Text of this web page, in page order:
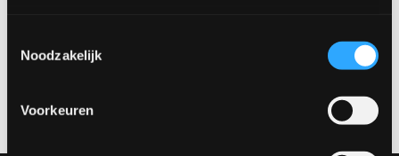
Noodzakelijk
Voorkeuren
Wil je dit product in het echt bekijken? Bezoek onze showroom
Maak een afspraak via
077-3903542